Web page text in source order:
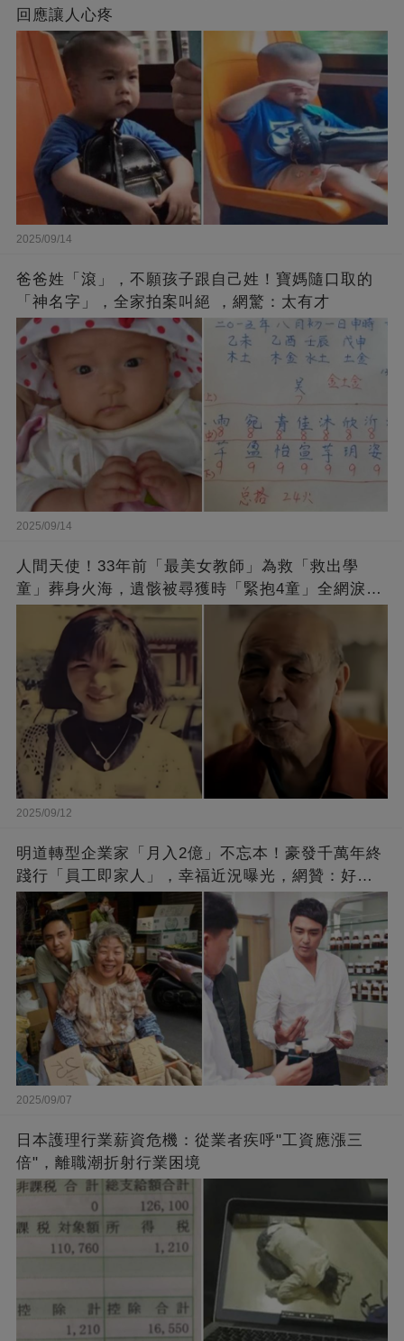
回應讓人心疼
2025/09/14
爸爸姓「滾」，不願孩子跟自己姓！寶媽隨口取的
「神名字」，全家拍案叫絕 ，網驚：太有才
2025/09/14
人間天使！33年前「最美女教師」為救「救出學
童」葬身火海，遺骸被尋獲時「緊抱4童」全網淚
崩：真正的英雄不該被遺忘
2025/09/12
明道轉型企業家「月入2億」不忘本！豪發千萬年終
踐行「員工即家人」，幸福近況曝光，網贊：好老
闆的福報
2025/09/07
日本護理行業薪資危機：從業者疾呼"工資應漲三
倍"，離職潮折射行業困境